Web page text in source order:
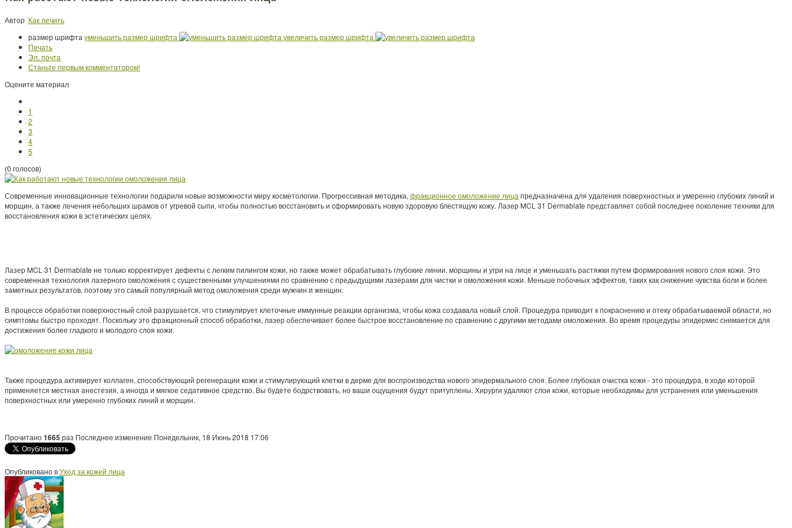
Автор Как лечить
размер шрифта уменьшить размер шрифта
увеличить размер шрифта
Печать
Эл. почта
Станьте первым комментатором!
Оцените материал
1
2
3
4
5
(0 голосов)
Современные инновационные технологии подарили новые возможности миру косметологии. Прогрессивная методика, фракционное омоложение лица предназначена для удаления поверхностных и умеренно глубоких линий и
морщин, а также лечения небольших шрамов от угревой сыпи, чтобы полностью восстановить и сформировать новую здоровую блестящую кожу. Лазер MCL 31 Dermablate представляет собой последнее поколение техники для
восстановления кожи в эстетических целях.
Лазер MCL 31 Dermablate не только корректирует дефекты с легким пилингом кожи, но также может обрабатывать глубокие линии, морщины и угри на лице и уменьшать растяжки путем формирования нового слоя кожи. Это
современная технология лазерного омоложения с существенными улучшениями по сравнению с предыдущими лазерами для чистки и омоложения кожи. Меньше побочных эффектов, таких как снижение чувства боли и более
заметных результатов, поэтому это самый популярный метод омоложения среди мужчин и женщин.
В процессе обработки поверхностный слой разрушается, что стимулирует клеточные иммунные реакции организма, чтобы кожа создавала новый слой. Процедура приводит к покраснению и отеку обрабатываемой области, но
симптомы быстро проходят. Поскольку это фракционный способ обработки, лазер обеспечивает более быстрое восстановление по сравнению с другими методами омоложения. Во время процедуры эпидермис снимается для
достижения более гладкого и молодого слоя кожи.
Также процедура активирует коллаген, способствующий регенерации кожи и стимулирующий клетки в дерме для воспроизводства нового эпидермального слоя. Более глубокая очистка кожи - это процедура, в ходе которой
применяется местная анестезия, а иногда и мягкое седативное средство. Вы будете бодрствовать, но ваши ощущения будут притуплены. Хирурги удаляют слои кожи, которые необходимы для устранения или уменьшения
поверхностных или умеренно глубоких линий и морщин.
Прочитано1665раз Последнее изменение Понедельник, 18 Июнь 2018 17:06
Опубликовано вУход за кожей лица